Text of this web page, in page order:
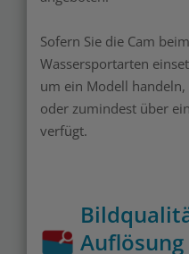
Sofern Sie die Cam
Wassersportarten
um ein Modell
oder zumindest über
verfügt.